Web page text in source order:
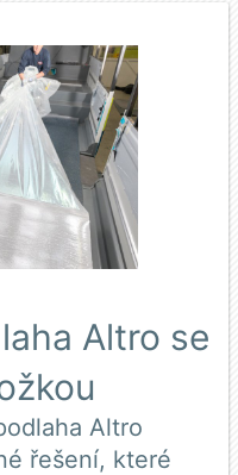
Altro se
Altro
řešení, které